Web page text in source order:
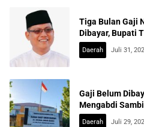
Tiga Bulan Gaji
Dibayar, Bupati
Daerah Juli 31,
Gaji Belum
Mengabdi
Daerah Juli 29,